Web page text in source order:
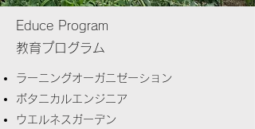
Educe Program
教育プログラム
ラーニングオーガニゼーション
ボタニカルエンジニア
ウエルネスガーデン